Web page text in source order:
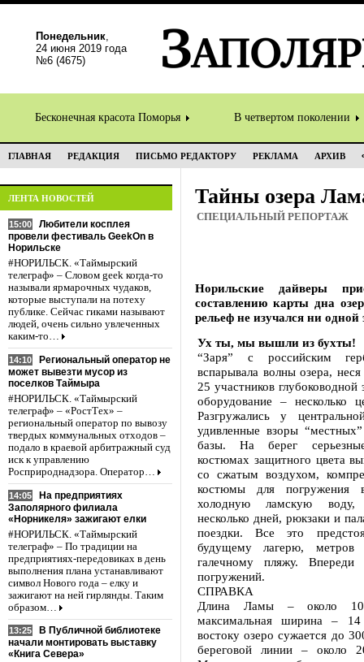
Понедельник,
24 июня 2019 года
№6 (4675)
Бесконечная красота Поморья В четвертом поколении
ГЛАВНАЯ РЕДАКЦИЯ ПИСЬМО РЕДАКТОРУ РЕКЛАМА АРХИВ
ЛЕНТА НОВОСТЕЙ
15:00
Любители косплея
провели фестиваль GeekOn в
Норильске
#НОРИЛЬСК. «Таймырский
телеграф» – Словом geek когда-то
называли ярмарочных чудаков,
которые выступали на потеху
публике. Сейчас гиками называют
людей, очень сильно увлеченных
каким-то…
14:10
Региональный оператор не
может вывезти мусор из
поселков Таймыра
#НОРИЛЬСК. «Таймырский
телеграф» – «РостТех» –
региональный оператор по вывозу
твердых коммунальных отходов –
подало в краевой арбитражный суд
иск к управлению
Росприроднадзора. Оператор…
14:05
На предприятиях
Заполярного филиала
«Норникеля» зажигают елки
#НОРИЛЬСК. «Таймырский
телеграф» – По традиции на
предприятиях-передовиках в день
выполнения плана устанавливают
символ Нового года – елку и
зажигают на ней гирлянды. Таким
образом…
13:25
В Публичной библиотеке
начали монтировать выставку
«Книга Севера»
Тайны озера
СПЕЦИАЛЬНЫЙ РЕПОРТАЖ
Норильские дайверы
составлению карты дна
рельеф не изучался ни одной
Ух ты, мы вышли из бухты!
“Заря” с российским
вспарывала волны озера,
25 участников
оборудование – несколько
Разгружались у
удивленные взоры
базы. На берег
костюмах защитного цвета
со сжатым воздухом,
костюмы для погружения
холодную ламскую
несколько дней, рюкзаки и
поездки. Все это
будущему лагерю,
галечному пляжу.
погружений.
СПРАВКА
Длина Ламы – около
максимальная ширина –
востоку озеро сужается до
береговой линии – около